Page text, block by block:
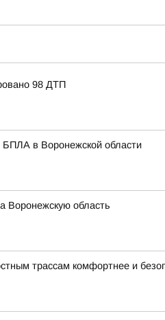
98 ДТП
в Воронежской области
Воронежскую область
трассам комфортнее и